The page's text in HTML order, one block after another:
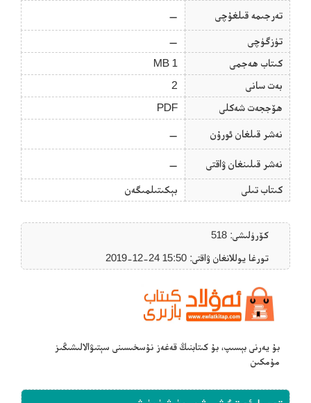
تەرجىمە قىلغۇچى —
تۈزگۈچى
—
كىتاب ھەجمى
1 MB
بەت سانى
2
ھۆججەت شەكلى
PDF
نەشر قىلغان ئورۇن —
نەشر قىلىنغان ۋاقتى —
كىتاب تىلى بېكىتىلمىگەن
كۆرۈلىشى: 518
تورغا يوللانغان ۋاقتى: ‎2019-12-24 15:50
بۇ يەرنى بېسىپ، بۇ كىتابنىڭ قەغەز نۇسخىسىنى سېتىۋالالىشىڭىز
مۇمكىن